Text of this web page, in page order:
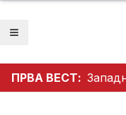
Отвори мени
ПРВА ВЕСТ: